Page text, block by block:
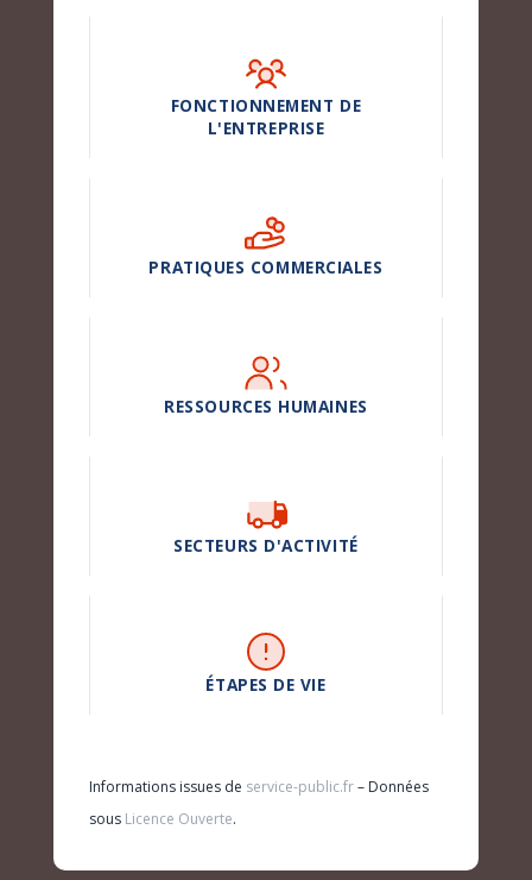
FONCTIONNEMENT DE
L'ENTREPRISE
PRATIQUES COMMERCIALES
RESSOURCES HUMAINES
SECTEURS D'ACTIVITÉ
ÉTAPES DE VIE
Informations issues de service-public.fr– Données
sous Licence Ouverte.